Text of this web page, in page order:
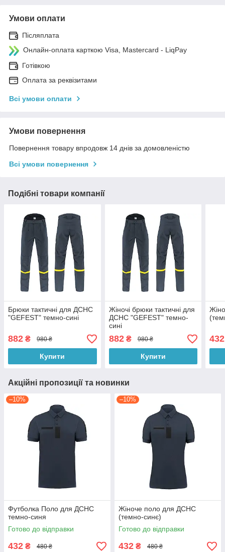
Умови оплати
Післяплата
Онлайн-оплата карткою Visa, Mastercard - LiqPay
Готівкою
Оплата за реквізитами
Всі умови оплати
Умови повернення
Повернення товару впродовж 14 днів за домовленістю
Всі умови повернення
Подібні товари компанії
Брюки тактичні для ДСНС
"GEFEST" темно-сині
882 ₴ 980 ₴
Купити
Жіночі брюки тактичні для
ДСНС "GEFEST" темно-
сині
882₴ 980 ₴
Купити
432
Акційні пропозиції та новинки
–10%
Футболка Поло для ДСНС
темно-синя
Готово до відправки
432 ₴ 480 ₴
–10%
Жіноче поло для ДСНС
(темно-синє)
Готово до відправки
432 ₴ 480 ₴